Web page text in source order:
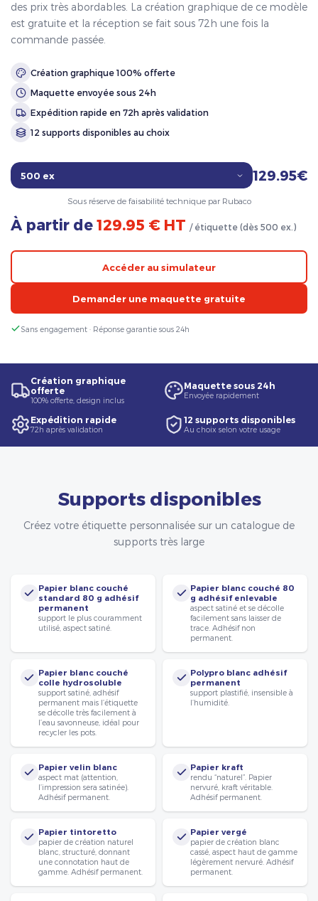
des prix très abordables. La création graphique de ce modèle
est gratuite et la réception se fait sous 72h une fois la
commande passée.
Création graphique 100% offerte
Maquette envoyée sous 24h
Expédition rapide en 72h après validation
12 supports disponibles au choix
129.95€
Sous réserve de faisabilité technique par Rubaco
À partir de 129.95 € HT / étiquette (dès 500 ex.)
Accéder au simulateur
Demander une maquette gratuite
Sans engagement · Réponse garantie sous 24h
Création graphique
offerte
100% offerte, design inclus
Maquette sous 24h
Envoyée rapidement
Expédition rapide
72h après validation
12 supports disponibles
Au choix selon votre usage
Supports disponibles
Créez votre étiquette personnalisée sur un catalogue de
supports très large
Papier blanc couché
standard 80 g adhésif
permanent
support le plus couramment
utilisé, aspect satiné.
Papier blanc couché 80
g adhésif enlevable
aspect satiné et se décolle
facilement sans laisser de
trace. Adhésif non
permanent.
Papier blanc couché
colle hydrosoluble
support satiné, adhésif
permanent mais l’étiquette
se décolle très facilement à
l’eau savonneuse, idéal pour
recycler les pots.
Polypro blanc adhésif
permanent
support plastifié, insensible à
l’humidité.
Papier velin blanc
aspect mat (attention,
l’impression sera satinée).
Adhésif permanent.
Papier kraft
rendu “naturel”. Papier
nervuré, kraft véritable.
Adhésif permanent.
Papier tintoretto
papier de création naturel
blanc, structuré, donnant
une connotation haut de
gamme. Adhésif permanent.
Papier vergé
papier de création blanc
cassé, aspect haut de gamme
légèrement nervuré. Adhésif
permanent.